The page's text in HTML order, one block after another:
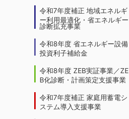
令和7年度補正 地域エネルギ
ー利用最適化・省エネルギー
診断拡充事業
令和8年度 省エネルギー設備
投資利子補給金
令和8年度 ZEB実証事業／ZE
B化診断・計画策定支援事業
令和7年度補正 家庭用蓄電シ
ステム導入支援事業